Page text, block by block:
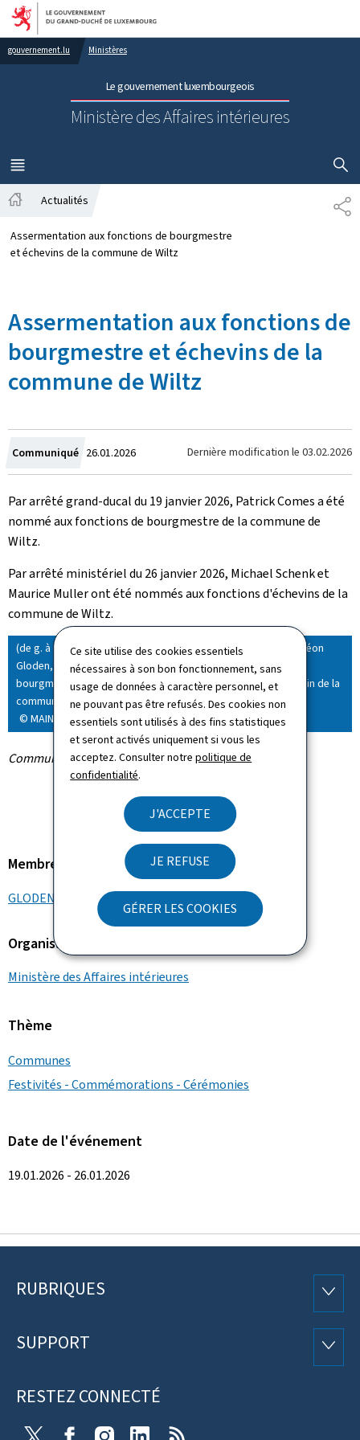
Ce site utilise des cookies essentiels
nécessaires à son bon fonctionnement, sans
usage de données à caractère personnel, et
ne pouvant pas être refusés. Des cookies non
essentiels sont utilisés à des fins statistiques
et seront activés uniquement si vous les
acceptez. Consulter notrepolitique de
confidentialité.
J'ACCEPTE
JE REFUSE
GÉRER LES COOKIES
Aller au menu principal
Aller au contenu
gouvernement.lu Ministères
Le gouvernement luxembourgeois
Ministère des Affaires intérieures
MENU
PRINCIPAL
Actualités
Assermentation aux fonctions de bourgmestre
et échevins de la commune de Wiltz
Assermentation aux fonctions de
bourgmestre et échevins de la
commune de Wiltz
Communiqué Crée
le
26.01.2026 Dernière modification le 03.02.2026
Par arrêté grand-ducal du 19 janvier 2026, Patrick Comes a été
nommé aux fonctions de bourgmestre de la commune de
Wiltz.
Par arrêté ministériel du 26 janvier 2026, Michael Schenk et
Maurice Muller ont été nommés aux fonctions d'échevins de la
commune de Wiltz.
(de g. à dr.) Maurice Muller, échevin de la commune de Wiltz ; Léon
Gloden, ministre des Affaires intérieures ; Patrick Comes,
bourgmestre de la commune de Wiltz ; Michael Schenk, échevin de la
commune de Wiltz
© MAINT
Communiqué par le ministère des Affaires intérieures
Membre du gouvernement
GLODEN Léon
Organisation
Ministère des Affaires intérieures
Thème
Communes
Festivités - Commémorations - Cérémonies
Date de l'événement
19.01.2026 - 26.01.2026
Pied
page
RUBRIQUES
SUPPORT
RESTEZ CONNECTÉ
FacebookInstagramLinkedin